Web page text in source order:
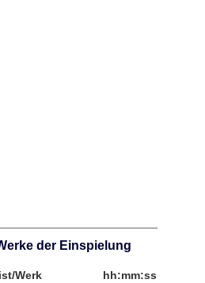
der Einspielung
Werk
hh:mm:ss